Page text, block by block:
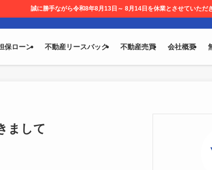
がら令和8年8月13日～ 8月14日を休業とさせていただきます。お申込み等
保ローン 不動産リースバック 不動産売買 会社概要
まして